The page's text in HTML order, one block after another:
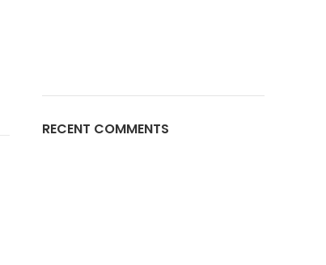
RECENT COMMENTS